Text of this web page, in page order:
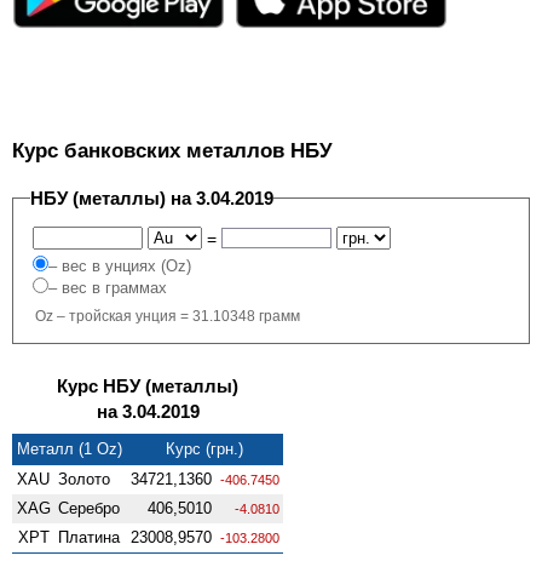
Курс банковских металлов НБУ
НБУ (металлы) на 3.04.2019
=
– вес в унциях (Oz)
– вес в граммах
Oz – тройская унция = 31.10348 грамм
Курс НБУ (металлы)
на 3.04.2019
Металл (1 Oz)
Курс (грн.)
XAU Золото 34721,1360 -406.7450
XAG Серебро 406,5010 -4.0810
XPT Платина 23008,9570 -103.2800